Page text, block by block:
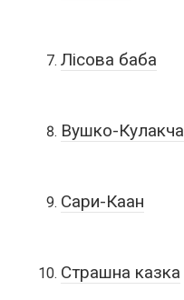
Лісова баба
Вушко-Кулакча
Сари-Каан
Страшна казка